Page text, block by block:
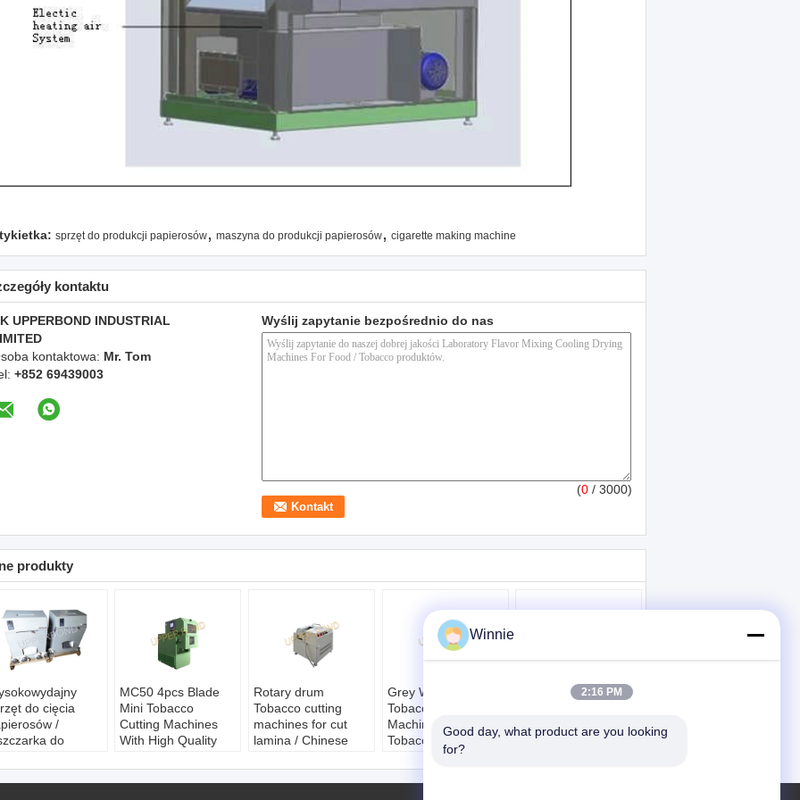
sprzęt do produkcji papierosów, maszyna do produkcji papierosów, cigarette making machine
kontaktu
UPPERBOND INDUSTRIAL
kontaktowa: Mr. Tom
+852 69439003
Wyślij zapytanie bezpośrednio do nas
(0 / 3000)
produkty
do cięcia
/
do
MC50 4pcs Blade
Mini Tobacco
Cutting Machines
With High Quality
Rotary drum
Tobacco cutting
machines for cut
lamina / Chinese
Grey White MC15
Tobacco Cutting
Machines For
Tobacco Shred
Cutting Width 0.3 - 2
mm
Stainless Steel QS-
Machines With
220Volt 50Hz
Winnie
2:16 PM
Good day, what product are you looking
for?